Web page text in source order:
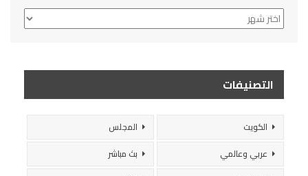
الأرشيف
التصنيفات
الكويت
المجلس
عربي وعالمي
بث مباشر